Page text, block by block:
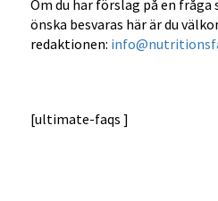
Om du har förslag på en fråga
önska besvaras här är du
redaktionen:
[ultimate-faqs ]